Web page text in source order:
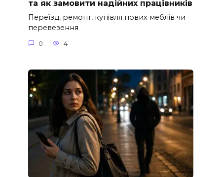
та як замовити надійних працівників
Переїзд, ремонт, купівля нових меблів чи
перевезення
0 4